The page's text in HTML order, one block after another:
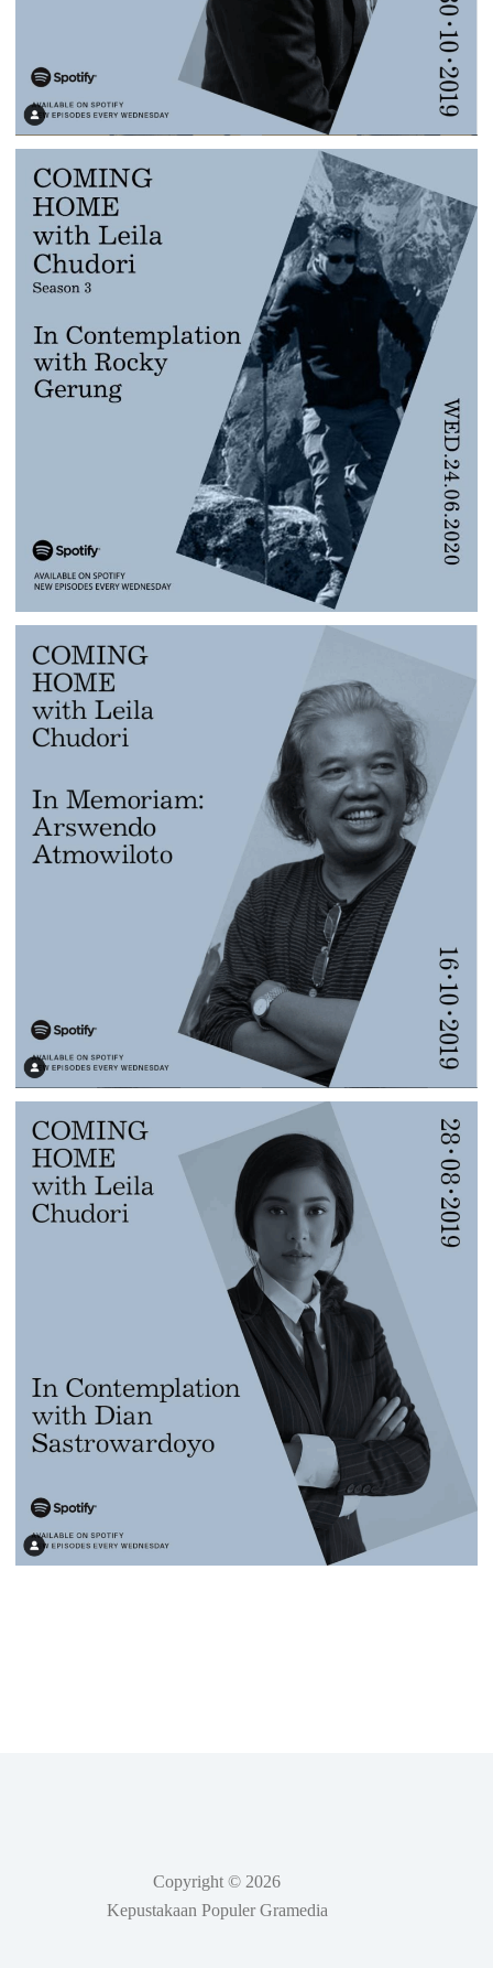
Copyright © 2026
Kepustakaan Populer Gramedia